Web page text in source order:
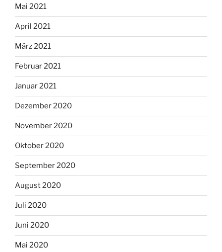
Mai 2021
April 2021
März 2021
Februar 2021
Januar 2021
Dezember 2020
November 2020
Oktober 2020
September 2020
August 2020
Juli 2020
Juni 2020
Mai 2020